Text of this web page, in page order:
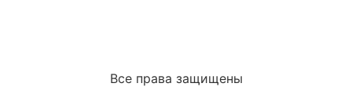
Все права защищены